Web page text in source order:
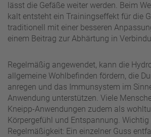
lässt die Gefäße weiter werden. Beim
kalt entsteht ein Trainingseffekt für die
traditionell mit einer besseren
einem Beitrag zur Abhärtung in
Regelmäßig angewendet, kann die
allgemeine Wohlbefinden fördern, die
anregen und das Immunsystem im
Anwendung unterstützen. Viele
Kneipp-Anwendungen zudem als
Körpergefühl und Entspannung.
Regelmäßigkeit: Ein einzelner Guss